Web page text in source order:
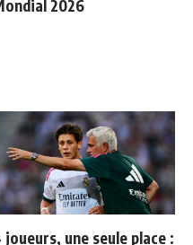
2026
joueurs, une seule place :